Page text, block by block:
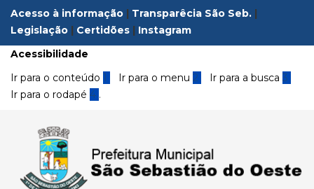
Acesso à informação | Transparêcia São Seb. |
Legislação | Certidões | Instagram
Acessibilidade
Ir para o conteúdo 1 Ir para o menu 2 Ir para a busca3
Ir para o rodapé 4 .